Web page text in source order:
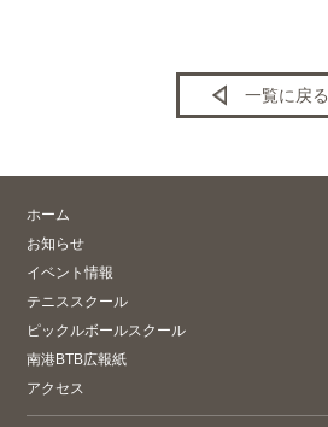
一覧に戻る
ホーム
お知らせ
イベント情報
テニススクール
ピックルボールスクール
南港BTB広報紙
アクセス